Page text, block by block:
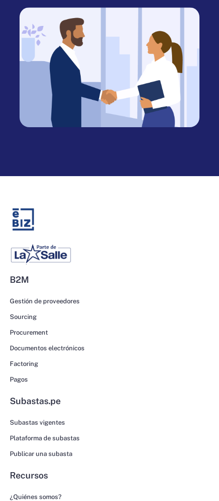
B2M
Gestión de proveedores
Sourcing
Procurement
Documentos electrónicos
Factoring
Pagos
Subastas.pe
Subastas vigentes
Plataforma de subastas
Publicar una subasta
Recursos
¿Quiénes somos?